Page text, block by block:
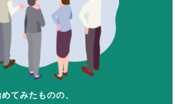
てみたものの、